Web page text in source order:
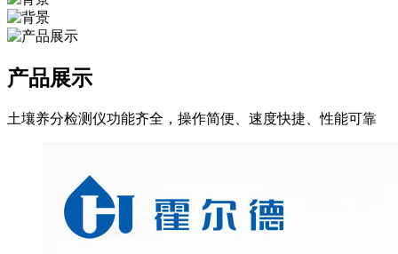
产品展示
土壤养分检测仪功能齐全，操作简便、速度快捷、性能可靠